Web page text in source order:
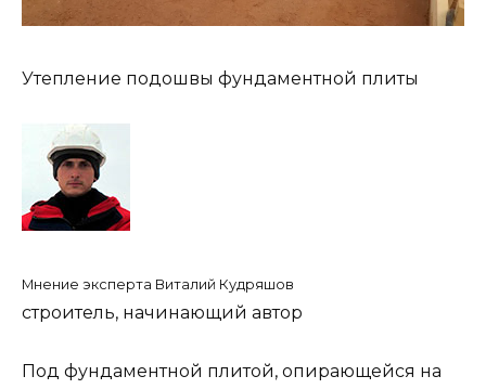
Утепление подошвы фундаментной плиты
Мнение эксперта Виталий Кудряшов
строитель, начинающий автор
Под фундаментной плитой, опирающейся на